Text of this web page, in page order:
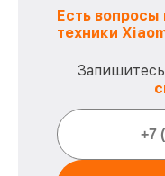
Есть вопросы
техники